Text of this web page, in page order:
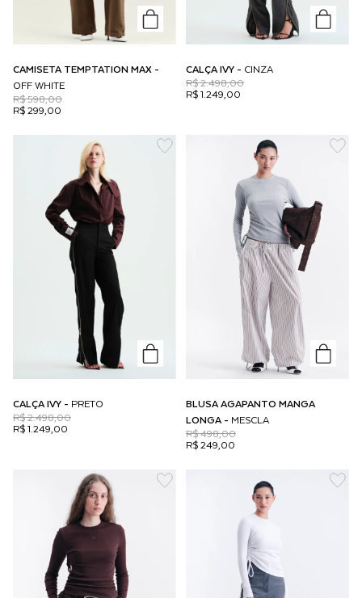
CAMISETA TEMPTATION MAX -
OFF WHITE
R$ 299,00
R$ 598,00
CALÇA IVY - CINZA
R$ 1.249,00
R$ 2.498,00
CALÇA IVY - PRETO
R$ 1.249,00
R$ 2.498,00
BLUSA AGAPANTO MANGA
LONGA - MESCLA
R$ 249,00
R$ 498,00